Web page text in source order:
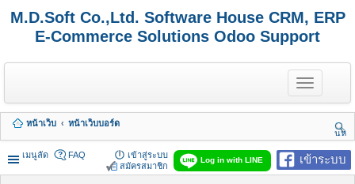
M.D.Soft Co.,Ltd. Software House CRM, ERP
E-Commerce Solutions Odoo Support
T
o
g
e
n
a
v
หน้าเว็บ
หน้าเว็บบอร์ด
นห
า
เมนูลัด
เข้าระบบ
Log in with LINE
FAQ
เข้าสู่ระบบ
สมัครสมาชิก